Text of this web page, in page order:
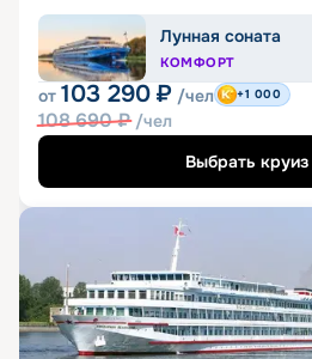
Лунная соната
КОМФОРТ
от 103 290 ₽ /чел
108 690₽ /чел
+1 000
Выбрать круиз